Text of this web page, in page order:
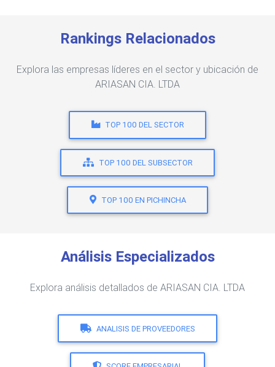
Rankings Relacionados
Explora las empresas líderes en el sector y ubicación de
ARIASAN CIA. LTDA
TOP 100 DEL SECTOR
TOP 100 DEL SUBSECTOR
TOP 100 EN PICHINCHA
Análisis Especializados
Explora análisis detallados de ARIASAN CIA. LTDA
ANALISIS DE PROVEEDORES